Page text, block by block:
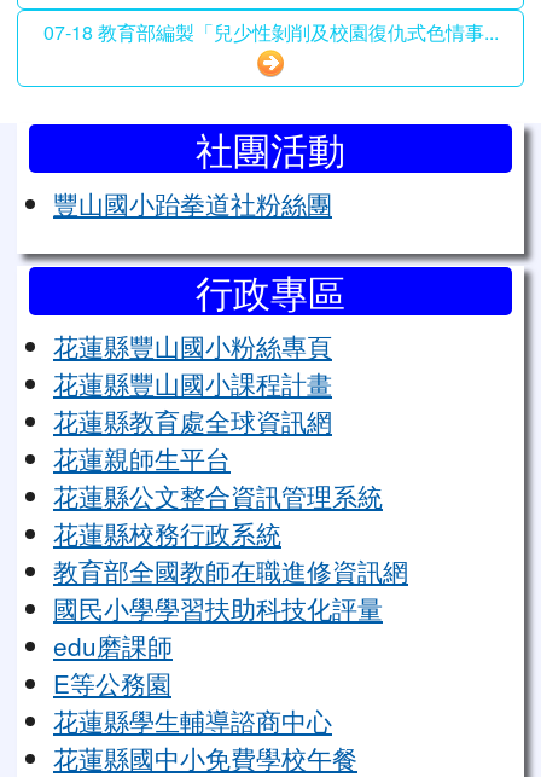
07-18 教育部編製「兒少性剝削及校園復仇式色情事...
左邊區域內容 社團活動
豐山國小跆拳道社粉絲團
行政專區
花蓮縣豐山國小粉絲專頁
花蓮縣豐山國小課程計畫
花蓮縣教育處全球資訊網
花蓮親師生平台
花蓮縣公文整合資訊管理系統
花蓮縣校務行政系統
教育部全國教師在職進修資訊網
國民小學學習扶助科技化評量
edu磨課師
E等公務園
花蓮縣學生輔導諮商中心
花蓮縣國中小免費學校午餐